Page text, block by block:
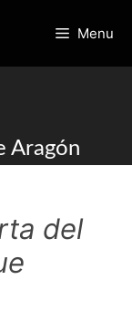
Menu
Aragón
del